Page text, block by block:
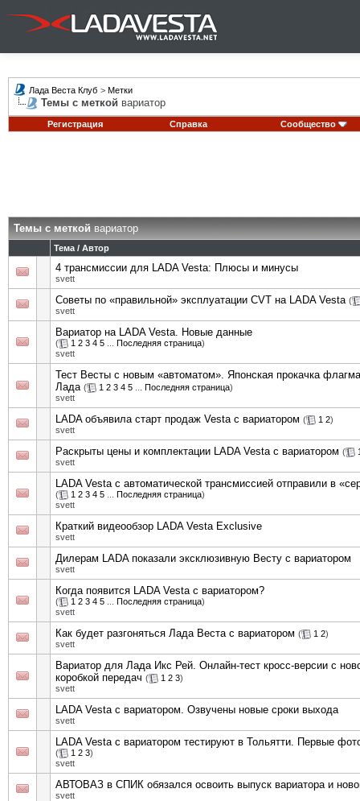
Лада Веста Клуб > Метки
Темы с меткой вариатор
Регистрация Справка Сообщество
Темы с меткойвариатор
Тема / Автор
4 трансмиссии для LADA Vesta: Плюсы и минусы
svett
Советы по «правильной» эксплуатации CVT на LADA Vesta (
svett
Вариатор на LADA Vesta. Новые данные
( 1 2 3 4 5 Последняя страница)
svett
Тест Весты с новым «автоматом». Японская прокачка
Лада ( 1 2 3 4 5 Последняя страница)
svett
LADA объявила старт продаж Vesta с вариатором ( 1 2)
svett
Раскрыты цены и комплектации LADA Vesta с вариатором (
svett
LADA Vesta с автоматической трансмиссией отправили в
( 1 2 3 4 5 Последняя страница)
svett
Краткий видеообзор LADA Vesta Exclusive
svett
Дилерам LADA показали эксклюзивную Весту с вариатором
svett
Когда появится LADA Vesta с вариатором?
( 1 2 3 4 5 Последняя страница)
svett
Как будет разгоняться Лада Веста с вариатором ( 1 2)
svett
Вариатор для Лада Икс Рей. Онлайн-тест кросс-версии с
коробкой передач ( 1 2 3)
svett
LADA Vesta с вариатором. Озвучены новые сроки выхода
svett
LADA Vesta с вариатором тестируют в Тольятти. Первые
( 1 2 3)
svett
АВТОВАЗ в СПИК обязался освоить выпуск вариатора и
svett